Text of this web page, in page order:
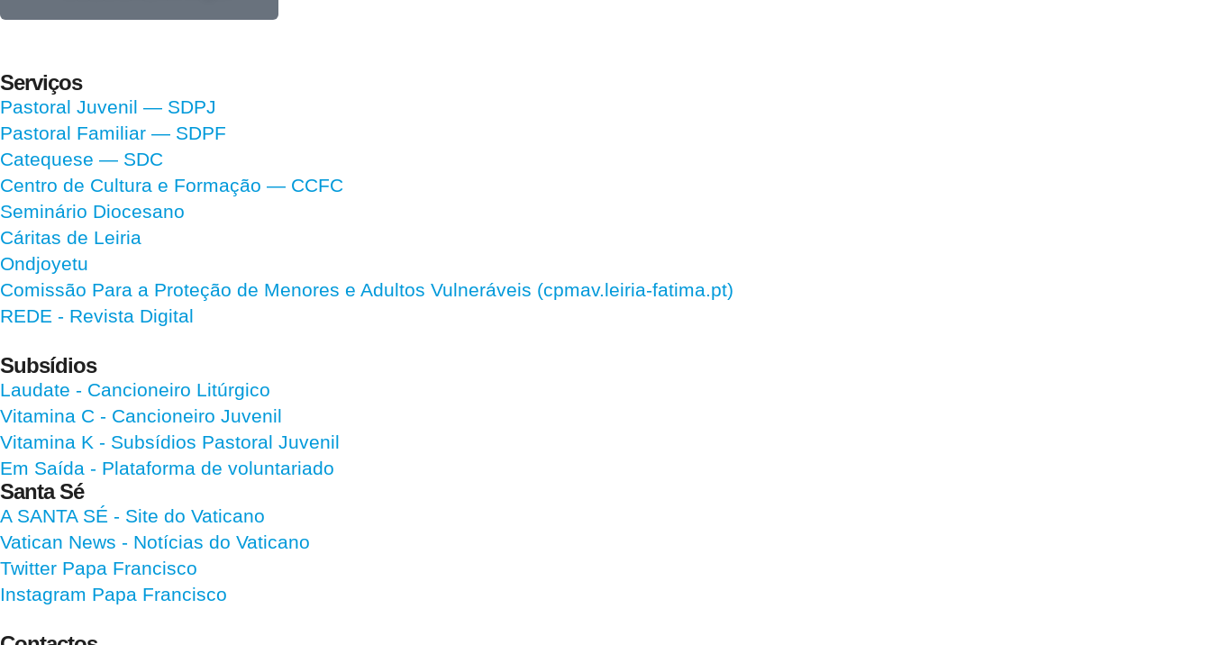
Serviços
Pastoral Juvenil — SDPJ
Pastoral Familiar — SDPF
Catequese — SDC
Centro de Cultura e Formação — CCFC
Seminário Diocesano
Cáritas de Leiria
Ondjoyetu
Comissão Para a Proteção de Menores e Adultos Vulneráveis (cpmav.leiria-fatima.pt)
REDE - Revista Digital
Subsídios
Laudate - Cancioneiro Litúrgico
Vitamina C - Cancioneiro Juvenil
Vitamina K - Subsídios Pastoral Juvenil
Em Saída - Plataforma de voluntariado
Santa Sé
A SANTA SÉ - Site do Vaticano
Vatican News - Notícias do Vaticano
Twitter Papa Francisco
Instagram Papa Francisco